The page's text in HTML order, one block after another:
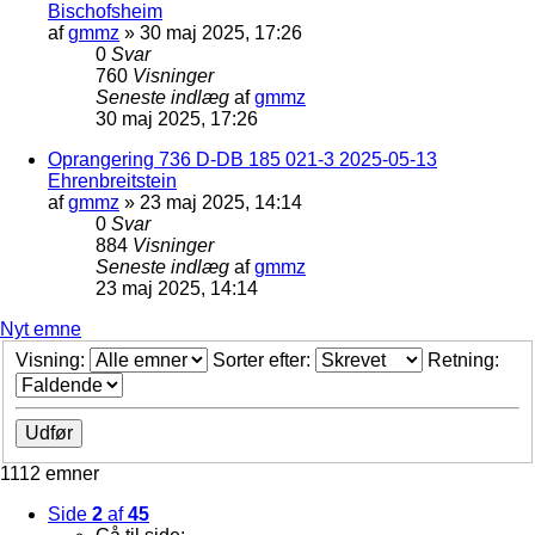
Bischofsheim
afgmmz » 30 maj 2025, 17:26
0 Svar
760 Visninger
Seneste indlæg afgmmz
30 maj 2025, 17:26
Oprangering 736 D-DB 185 021-3 2025-05-13
Ehrenbreitstein
afgmmz » 23 maj 2025, 14:14
0 Svar
884 Visninger
Seneste indlæg afgmmz
23 maj 2025, 14:14
Nyt emne
Visning:
Sorter efter: Retning:
1112 emner
Side 2 af45